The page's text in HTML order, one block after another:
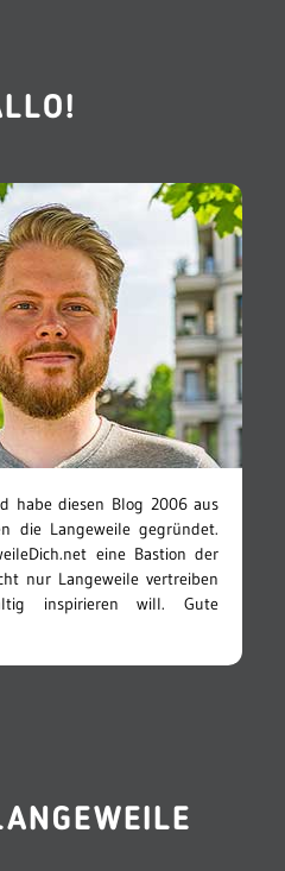
habe diesen Blog 2006 aus
die Langeweile gegründet.
eine Bastion der
nur Langeweile vertreiben
inspirieren will. Gute